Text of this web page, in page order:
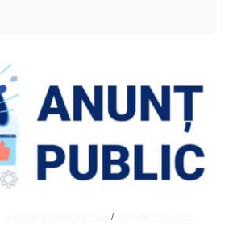
ANUNTURI BUZAU